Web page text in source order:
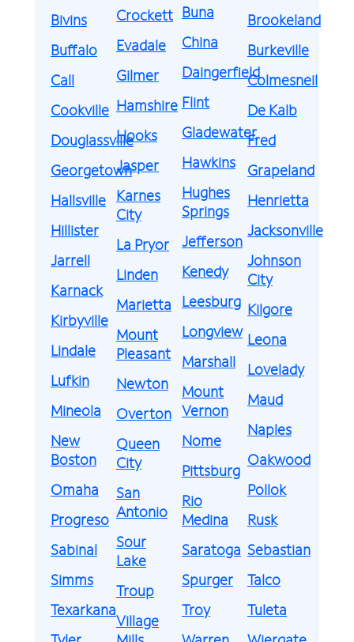
Bivins
Buffalo
Call
Cookville
Douglassville
Georgetown
Hallsville
Hillister
Jarrell
Karnack
Kirbyville
Lindale
Lufkin
Mineola
New
Boston
Omaha
Progreso
Sabinal
Simms
Texarkana
Crockett
Evadale
Gilmer
Hamshire
Hooks
Jasper
Karnes
City
La Pryor
Linden
Marietta
Mount
Pleasant
Newton
Overton
Queen
City
San
Antonio
Sour
Lake
Troup
Village
Buna
China
Daingerfield
Flint
Gladewater
Hawkins
Hughes
Springs
Jefferson
Kenedy
Leesburg
Longview
Marshall
Mount
Vernon
Nome
Pittsburg
Rio
Medina
Saratoga
Spurger
Troy
Brookeland
Burkeville
Colmesneil
De Kalb
Fred
Grapeland
Henrietta
Jacksonville
Johnson
City
Kilgore
Leona
Lovelady
Maud
Naples
Oakwood
Pollok
Rusk
Sebastian
Talco
Tuleta